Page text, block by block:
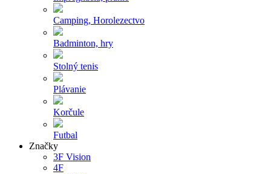
Camping, Horolezectvo
Badminton, hry
Stolný tenis
Plávanie
Korčule
Futbal
Značky
3F Vision
4F